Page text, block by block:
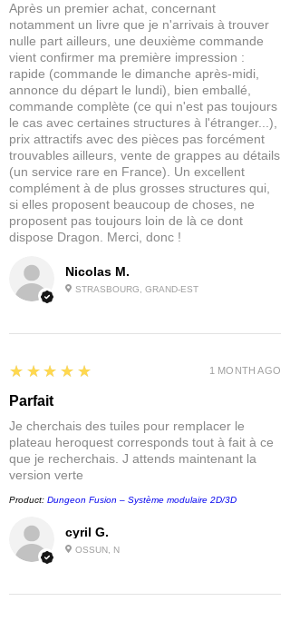
Nicolas M.
STRASBOURG, GRAND-EST
Après un premier achat, concernant
notamment un livre que je n'arrivais à trouver
nulle part ailleurs, une deuxième commande
vient confirmer ma première impression :
rapide (commande le dimanche après-midi,
annonce du départ le lundi), bien emballé,
commande complète (ce qui n'est pas toujours
le cas avec certaines structures à l'étranger...),
prix attractifs avec des pièces pas forcément
trouvables ailleurs, vente de grappes au détails
(un service rare en France). Un excellent
complément à de plus grosses structures qui,
si elles proposent beaucoup de choses, ne
proposent pas toujours loin de là ce dont
dispose Dragon. Merci, donc !
cyril G.
OSSUN, N
5
★★★★★
Parfait
Je cherchais des tuiles pour remplacer le
plateau heroquest corresponds tout à fait à ce
que je recherchais. J attends maintenant la
version verte
Product: Dungeon Fusion – Système modulaire 2D/3D
1 MONTH AGO